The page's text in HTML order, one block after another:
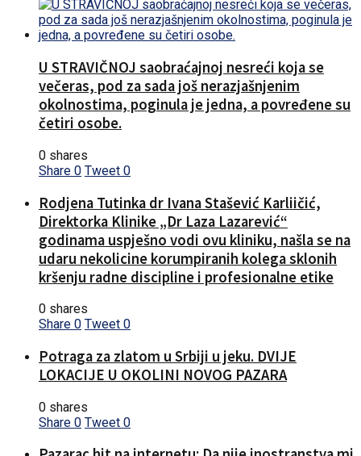
U STRAVIČNOJ saobraćajnoj nesreći koja se
večeras, pod za sada još nerazjašnjenim
okolnostima, poginula je jedna, a povređene su
četiri osobe.
0 shares
Share 0 Tweet 0
Rodjena Tutinka dr Ivana Stašević Karliičić,
Direktorka Klinike „Dr Laza Lazarević“
godinama uspješno vodi ovu kliniku, našla se na
udaru nekolicine korumpiranih kolega sklonih
kršenju radne discipline i profesionalne etike
0 shares
Share 0 Tweet 0
Potraga za zlatom u Srbiji u jeku. DVIJE
LOKACIJE U OKOLINI NOVOG PAZARA
0 shares
Share 0 Tweet 0